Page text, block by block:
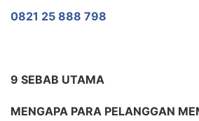
0821 25 888 798
9 SEBAB UTAMA
MENGAPA PARA PELANGGAN